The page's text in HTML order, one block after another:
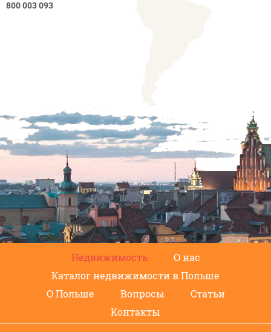
800 003 093
Недвижимость
О нас
Каталог недвижимости в Польше
О Польше
Вопросы
Статьи
Контакты